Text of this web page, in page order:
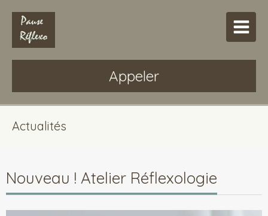
Appeler
Actualités
Nouveau ! Atelier Réflexologie